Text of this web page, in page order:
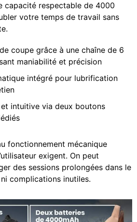
capacité respectable de 4000
votre temps de travail sans
coupe grâce à une chaîne de 6
maniabilité et précision
intégré pour lubrification
intuitive via deux boutons
fonctionnement mécanique
exigent. On peut
des sessions prolongées dans le
complications inutiles.